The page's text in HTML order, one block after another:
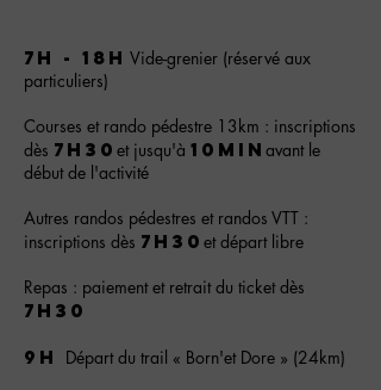
7h - 18h Vide-grenier (réservé aux
particuliers)
Courses et rando pédestre 13km : inscriptions
dès 7h30 et jusqu'à 10min avant le
début de l'activité
Autres randos pédestres et randos VTT :
inscriptions dès 7h30 et départ libre
Repas : paiement et retrait du ticket dès
7h30
9h Départ du trail « Born'et Dore » (24km)